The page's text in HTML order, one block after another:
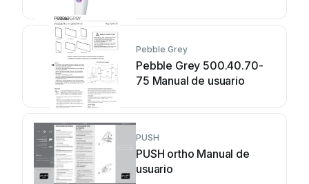
Pebble Grey
Pebble Grey 500.40.70-
75 Manual de usuario
PUSH
PUSH ortho Manual de
usuario